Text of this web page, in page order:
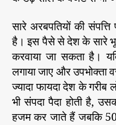
सारे अरबपतियों की
है। इस पैसे से देश के सारे
करवाया जा सकता है।
लगाया जाए और उपभोक्ता
ज्यादा फायदा देश के गरीब
भी संपदा पैदा होती है,
हजम कर जाते हैं जबकि 50